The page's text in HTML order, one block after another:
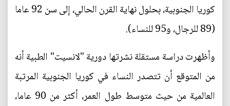
كوريا الجنوبية، بحلول نهاية القرن الحالي، إلى سن 92 عاما
(89 للرجال، و95 للنساء).
وأظهرت دراسة مستقلة نشرتها دورية "لانسيت" الطبية أنه
من المتوقع أن تتصدر النساء في كوريا الجنوبية المرتبة
العالمية من حيث متوسط طول العمر، أكثر من 90 عاما،